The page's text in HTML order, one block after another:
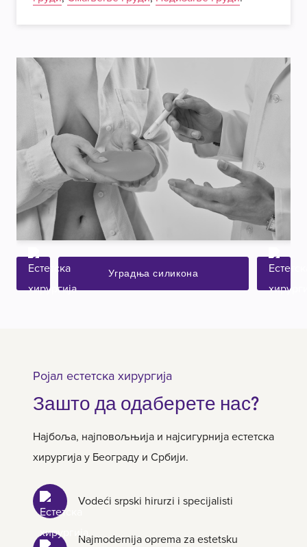
Уградња силикона
Ројал естетска хирургија
Зашто да одаберете нас?
Најбоља, најповољњија и најсигурнија естетска
хирургија у Београду и Србији.
Vodeći srpski hirurzi i specijalisti
Najmodernija oprema za estetsku